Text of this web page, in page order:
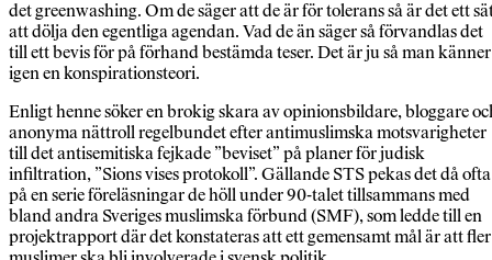
det greenwashing. Om de säger att de är för tolerans så är det ett
att dölja den egentliga agendan. Vad de än säger så förvandlas det
till ett bevis för på förhand bestämda teser. Det är ju så man känner
igen en konspirationsteori.
Enligt henne söker en brokig skara av opinionsbildare, bloggare
anonyma nättroll regelbundet efter antimuslimska motsvarigheter
till det antisemitiska fejkade ”beviset” på planer för judisk
infiltration, ”Sions vises protokoll”. Gällande STS pekas det då ofta
på en serie före­läsningar de höll under 90-talet tillsammans med
bland andra Sveriges muslimska förbund (SMF), som ledde till en
projektrapport där det konstateras att ett gemensamt mål är att fler